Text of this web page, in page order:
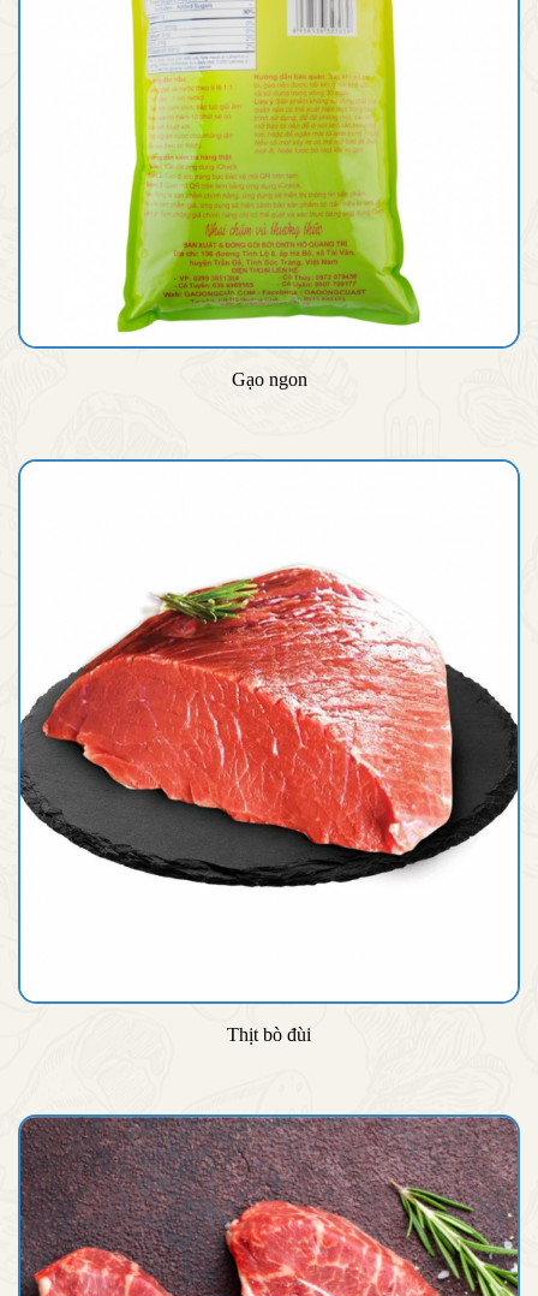
Gạo ngon
Thịt bò đùi